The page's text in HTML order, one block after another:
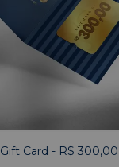
Gift Card - R$ 300,00